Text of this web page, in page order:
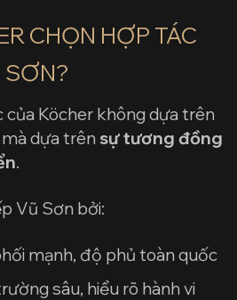
CHỌN HỢP TÁC
SƠN?
Köcher không dựa trên
dựa trên sự tương đồng
.
Vũ Sơn bởi:
mạnh, độ phủ toàn quốc
sâu, hiểu rõ hành vi